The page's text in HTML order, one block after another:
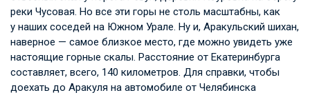
реки Чусовая. Но все эти горы не столь масштабны, как
у наших соседей на Южном Урале. Ну и, Аракульский шихан,
наверное — самое близкое место, где можно увидеть уже
настоящие горные скалы. Расстояние от Екатеринбурга
составляет, всего, 140 километров. Для справки, чтобы
доехать до Аракуля на автомобиле от Челябинска